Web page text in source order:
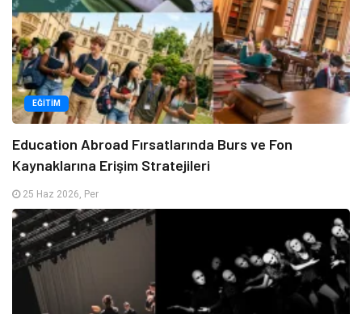
EĞITIM
Education Abroad Fırsatlarında Burs ve Fon
Kaynaklarına Erişim Stratejileri
25 Haz 2026, Per